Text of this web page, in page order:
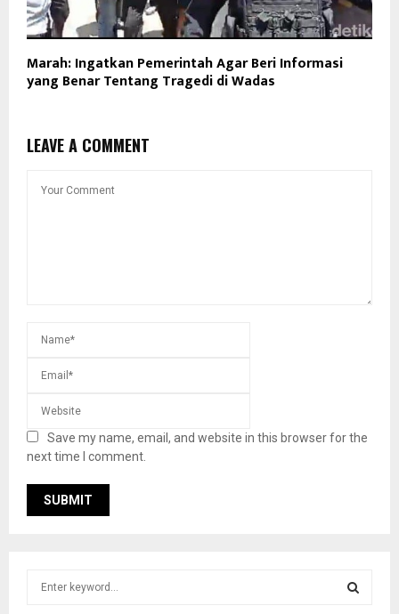
Marah: Ingatkan Pemerintah Agar Beri Informasi
yang Benar Tentang Tragedi di Wadas
LEAVE A COMMENT
Save my name, email, and website in this browser for the
next time I comment.